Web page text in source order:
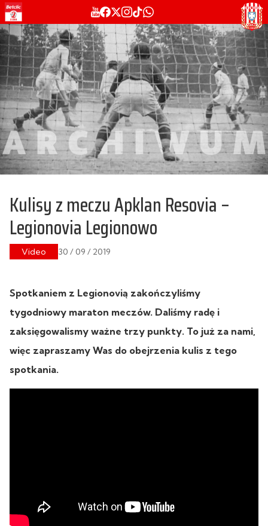
Kulisy z meczu Apklan Resovia –
Legionovia Legionowo
Video 30 / 09 / 2019
Spotkaniem z Legionovią zakończyliśmy
tygodniowy maraton meczów. Daliśmy radę i
zaksięgowalismy ważne trzy punkty. To już za nami,
więc zapraszamy Was do obejrzenia kulis z tego
spotkania.